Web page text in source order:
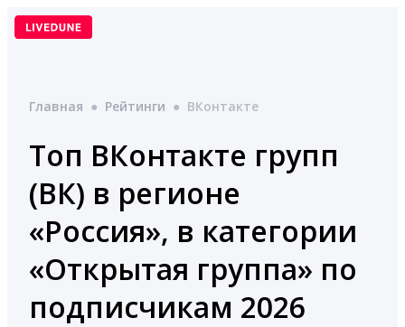
Перейти
Главная ● Рейтинги ● ВКонтакте
Топ ВКонтакте групп
(ВК) в регионе
«Россия», в категории
«Открытая группа» по
подписчикам 2026